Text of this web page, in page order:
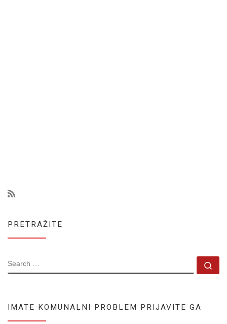
PRETRAŽITE
SEARCH
IMATE KOMUNALNI PROBLEM PRIJAVITE GA